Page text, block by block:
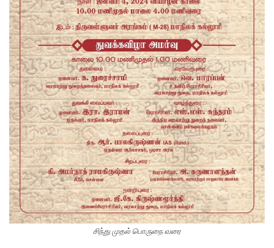
சிந்து முதல் பொருநை வரை